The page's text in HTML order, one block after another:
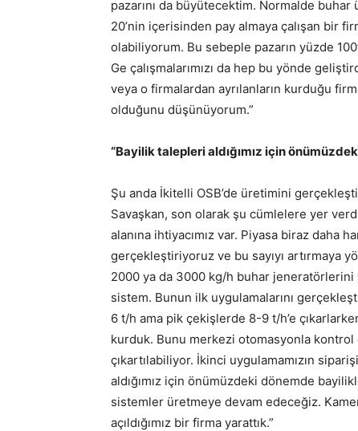
pazarını da büyütecektim. Normalde
20’nin içerisinden pay almaya çalışan bir
olabiliyorum. Bu sebeple pazarın yüzde
Ge çalışmalarımızı da hep bu yönde
veya o firmalardan ayrılanların kurduğu
olduğunu düşünüyorum.”
“Bayilik talepleri aldığımız için
Şu anda İkitelli OSB’de üretimini
Savaşkan, son olarak şu cümlelere yer
alanına ihtiyacımız var. Piyasa biraz daha
gerçekleştiriyoruz ve bu sayıyı artırmaya
2000 ya da 3000 kg/h buhar
sistem. Bunun ilk uygulamalarını
6 t/h ama pik çekişlerde 8-9 t/h’e
kurduk. Bunu merkezi otomasyonla kontrol
çıkartılabiliyor. İkinci uygulamamızın
aldığımız için önümüzdeki dönemde
sistemler üretmeye devam edeceğiz.
açıldığımız bir firma yarattık.”